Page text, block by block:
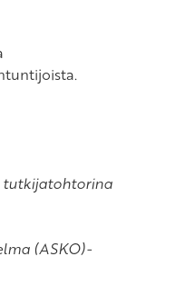
tutkijatohtorina
(ASKO)-